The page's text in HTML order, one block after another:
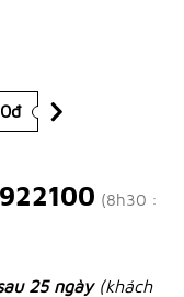
(8h30 :
25 ngày (khách